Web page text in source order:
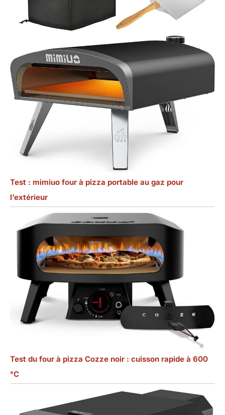
Test : mimiuo four à pizza portable au gaz pour
l’extérieur
Test du four à pizza Cozze noir : cuisson rapide à 600
°C